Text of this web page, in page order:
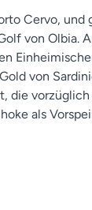
Cervo, und
von Olbia.
von
die
als